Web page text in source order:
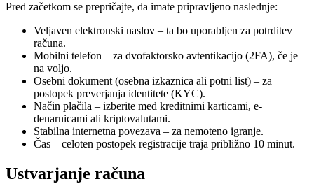
Pred začetkom se prepričajte, da imate pripravljeno naslednje:
Veljaven elektronski naslov – ta bo uporabljen za potrditev
računa.
Mobilni telefon – za dvofaktorsko avtentikacijo (2FA), če je
na voljo.
Osebni dokument (osebna izkaznica ali potni list) – za
postopek preverjanja identitete (KYC).
Način plačila – izberite med kreditnimi karticami, e-
denarnicami ali kriptovalutami.
Stabilna internetna povezava – za nemoteno igranje.
Čas – celoten postopek registracije traja približno 10 minut.
Ustvarjanje računa